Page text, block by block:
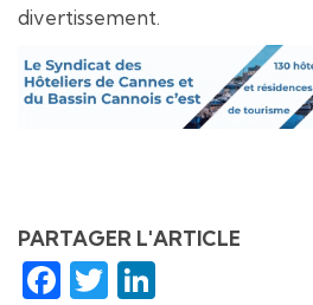
divertissement.
PARTAGER L'ARTICLE
Facebook
Twitter